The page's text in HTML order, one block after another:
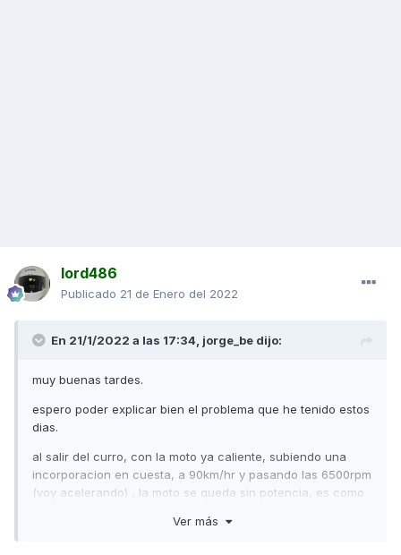
lord486
Publicado 21 de Enero del 2022
En 21/1/2022 a las 17:34, jorge_be dijo:
muy buenas tardes.
espero poder explicar bien el problema que he tenido estos
dias.
al salir del curro, con la moto ya caliente, subiendo una
incorporacion en cuesta, a 90km/hr y pasando las 6500rpm
(voy acelerando) , la moto se queda sin potencia, es como
y el freno, frena y bien en esos momentos, asique no es, o
Ver más